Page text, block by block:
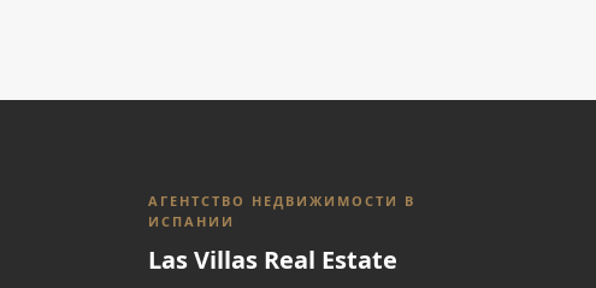
АГЕНТСТВО НЕДВИЖИМОСТИ В
ИСПАНИИ
Las Villas Real Estate